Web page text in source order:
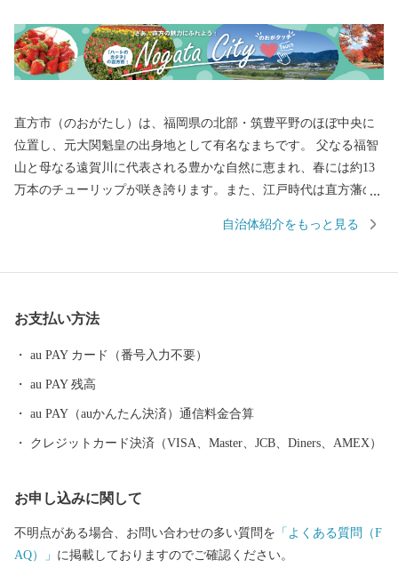
直方市（のおがたし）は、福岡県の北部・筑豊平野のほぼ中央に
位置し、元大関魁皇の出身地として有名なまちです。 父なる福智
山と母なる遠賀川に代表される豊かな自然に恵まれ、春には約13
万本のチューリップが咲き誇ります。また、江戸時代は直方藩の
として栄えるなど、深い歴史も息づいています。 自然と歴史が織
ません。何卒、ご理解のほどお願い申し上げます。
自治体紹介をもっと見る
お支払い方法
au PAY カード（番号入力不要）
au PAY 残高
au PAY（auかんたん決済）通信料金合算
クレジットカード決済（VISA、Master、JCB、Diners、AMEX）
お申し込みに関して
不明点がある場合、お問い合わせの多い質問を 「よくある質問（F
AQ）」 に掲載しておりますのでご確認ください。